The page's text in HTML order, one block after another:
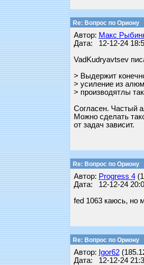
Re: Вопрос по Ориону
Автор: Макс
Дата: 12-12-24
VadKudryavtsev
> Выдержит
> усиление из
> производятлы
Согласен. Частый
Можно сделать
от задач зависит.
Re: Вопрос по Ориону
Автор: Progress 4
Дата: 12-12-24
fed 1063 каюсь, но
Re: Вопрос по Ориону
Автор: Igor62
Дата: 12-12-24